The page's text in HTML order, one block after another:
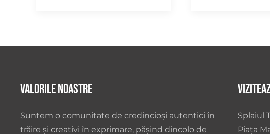
Valorile noastre
Suntem o comunitate de credincioși autentici în
trăire și creativi în exprimare, pășind dincolo de
Splaiul
Piața